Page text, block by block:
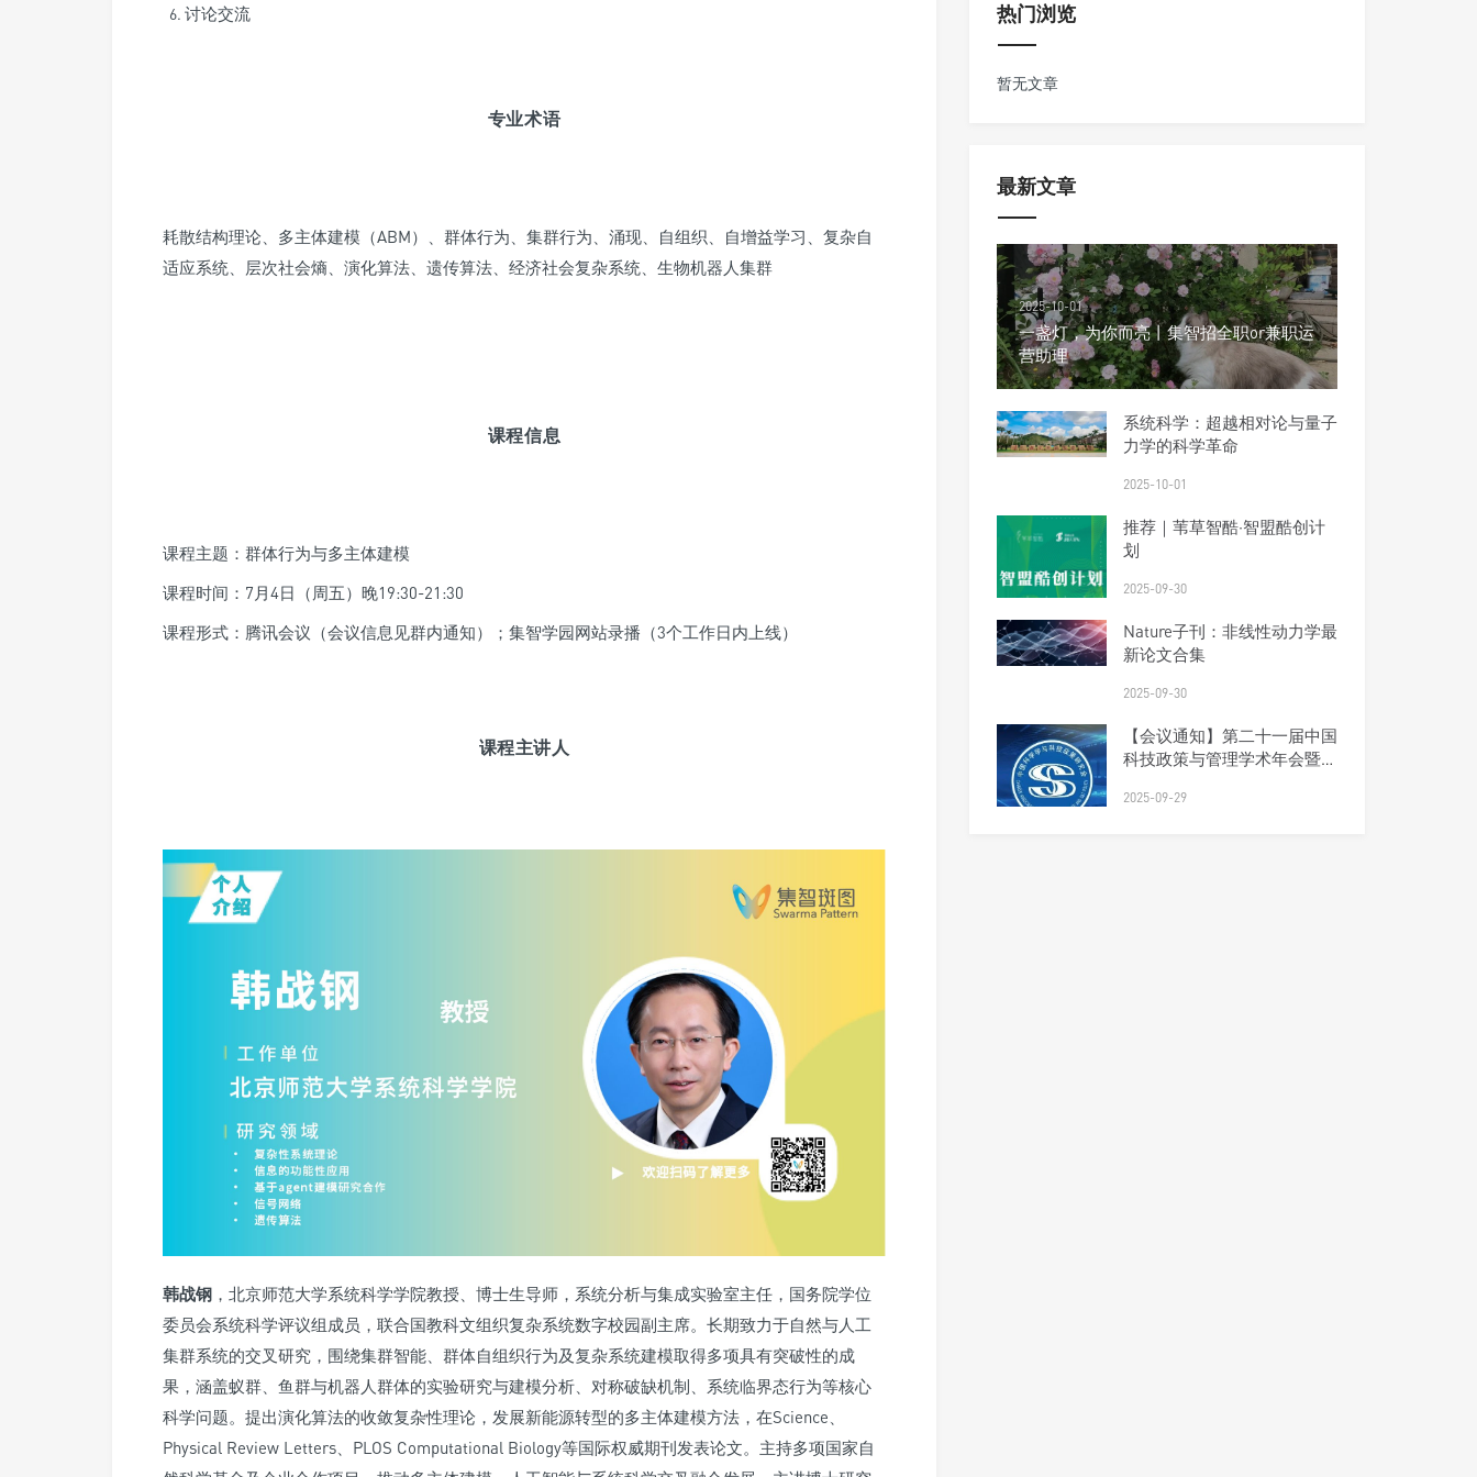
讨论交流
专业术语
耗散结构理论、多主体建模（ABM）、群体行为、集群行为、涌现、自组织、自增益学习、复杂自
适应系统、层次社会熵、演化算法、遗传算法、经济社会复杂系统、生物机器人集群
课程信息
课程主题：群体行为与多主体建模
课程时间：7月4日（周五）晚19:30-21:30
课程形式：腾讯会议（会议信息见群内通知）；集智学园网站录播（3个工作日内上线）
课程主讲人
韩战钢 ，北京师范大学系统科学学院教授、博士生导师，系统分析与集成实验室主任，国务院学位
委员会系统科学评议组成员，联合国教科文组织复杂系统数字校园副主席。长期致力于自然与人工
集群系统的交叉研究，围绕集群智能、群体自组织行为及复杂系统建模取得多项具有突破性的成
果，涵盖蚁群、鱼群与机器人群体的实验研究与建模分析、对称破缺机制、系统临界态行为等核心
科学问题。提出演化算法的收敛复杂性理论，发展新能源转型的多主体建模方法，在Science、
Physical Review Letters、PLOS Computational Biology等国际权威期刊发表论文。主持多项国家自
热门浏览
暂无文章
最新文章
2025-10-01
一盏灯，为你而亮丨集智招全职or兼职运
营助理
系统科学：超越相对论与量子
力学的科学革命
2025-10-01
推荐｜苇草智酷·智盟酷创计
划
2025-09-30
Nature子刊：非线性动力学最
新论文合集
2025-09-30
【会议通知】第二十一届中国
科技政策与管理学术年会暨研
2025-09-29